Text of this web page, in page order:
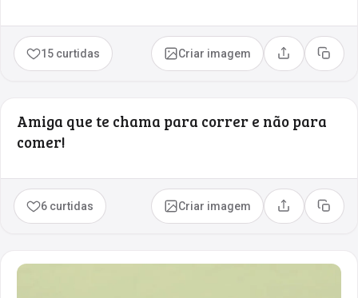
15 curtidas Criar imagem Compartilhar
Copiar
Amiga que te chama para correr e não para
comer!
6 curtidas Criar imagem Compartilhar
Copiar